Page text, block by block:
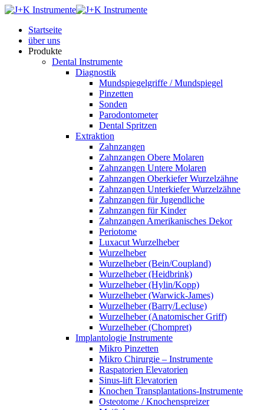
Startseite
über uns
Produkte
Dental Instrumente
Diagnostik
Mundspiegelgriffe / Mundspiegel
Pinzetten
Sonden
Parodontometer
Dental Spritzen
Extraktion
Zahnzangen
Zahnzangen Obere Molaren
Zahnzangen Untere Molaren
Zahnzangen Oberkiefer Wurzelzähne
Zahnzangen Unterkiefer Wurzelzähne
Zahnzangen für Jugendliche
Zahnzangen für Kinder
Zahnzangen Amerikanisches Dekor
Periotome
Luxacut Wurzelheber
Wurzelheber
Wurzelheber (Bein/Coupland)
Wurzelheber (Heidbrink)
Wurzelheber (Hylin/Kopp)
Wurzelheber (Warwick-James)
Wurzelheber (Barry/Lecluse)
Wurzelheber (Anatomischer Griff)
Wurzelheber (Chompret)
Implantologie Instrumente
Mikro Pinzetten
Mikro Chirurgie – Instrumente
Raspatorien Elevatorien
Sinus-lift Elevatorien
Knochen Transplantations-Instrumente
Osteotome / Knochenspreizer